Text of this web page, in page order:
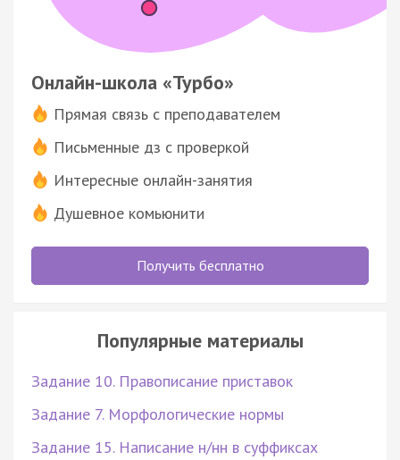
Онлайн-школа «Турбо»
Прямая связь с преподавателем
Письменные дз с проверкой
Интересные онлайн-занятия
Душевное комьюнити
Получить бесплатно
Популярные материалы
Задание 10. Правописание приставок
Задание 7. Морфологические нормы
Задание 15. Написание н/нн в суффиксах